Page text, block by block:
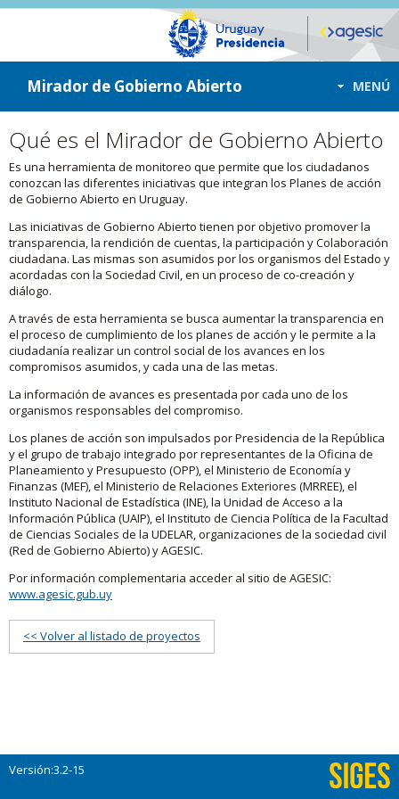
ir a contenido
ir al menú
Mirador de Gobierno Abierto MENÚ
Qué es el Mirador de Gobierno Abierto
Es una herramienta de monitoreo que permite que los ciudadanos
conozcan las diferentes iniciativas que integran los Planes de acción
de Gobierno Abierto en Uruguay.
Las iniciativas de Gobierno Abierto tienen por objetivo promover la
transparencia, la rendición de cuentas, la participación y Colaboración
ciudadana. Las mismas son asumidos por los organismos del Estado y
acordadas con la Sociedad Civil, en un proceso de co-creación y
diálogo.
A través de esta herramienta se busca aumentar la transparencia en
el proceso de cumplimiento de los planes de acción y le permite a la
ciudadanía realizar un control social de los avances en los
compromisos asumidos, y cada una de las metas.
La información de avances es presentada por cada uno de los
organismos responsables del compromiso.
Los planes de acción son impulsados por Presidencia de la República
y el grupo de trabajo integrado por representantes de la Oficina de
Planeamiento y Presupuesto (OPP), el Ministerio de Economía y
Finanzas (MEF), el Ministerio de Relaciones Exteriores (MRREE), el
Instituto Nacional de Estadística (INE), la Unidad de Acceso a la
Información Pública (UAIP), el Instituto de Ciencia Política de la Facultad
de Ciencias Sociales de la UDELAR, organizaciones de la sociedad civil
(Red de Gobierno Abierto) y AGESIC.
Por información complementaria acceder al sitio de AGESIC:
www.agesic.gub.uy
<< Volver al listado de proyectos
Versión:3.2-15